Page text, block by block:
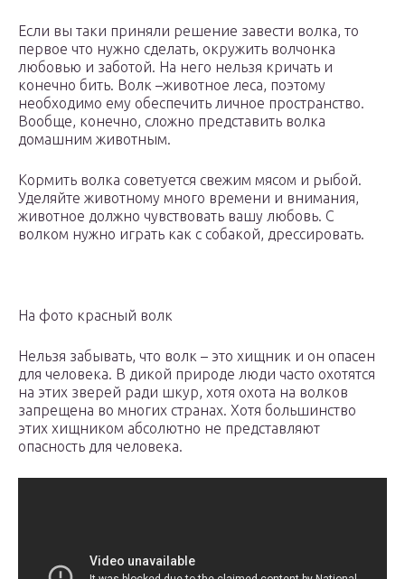
Если вы таки приняли решение завести волка, то
первое что нужно сделать, окружить волчонка
любовью и заботой. На него нельзя кричать и
конечно бить. Волк –животное леса, поэтому
необходимо ему обеспечить личное пространство.
Вообще, конечно, сложно представить волка
домашним животным.
Кормить волка советуется свежим мясом и рыбой.
Уделяйте животному много времени и внимания,
животное должно чувствовать вашу любовь. С
волком нужно играть как с собакой, дрессировать.
На фото красный волк
Нельзя забывать, что волк – это хищник и он опасен
для человека. В дикой природе люди часто охотятся
на этих зверей ради шкур, хотя охота на волков
запрещена во многих странах. Хотя большинство
этих хищником абсолютно не представляют
опасность для человека.